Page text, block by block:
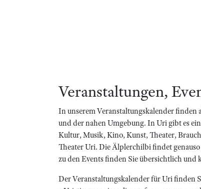
Veranstaltungen,
In unserem Veranstaltungskalender
und der nahen Umgebung. In Uri gibt es
Kultur, Musik, Kino, Kunst, Theater,
Theater Uri. Die Älplerchilbi findet
zu den Events finden Sie übersichtlich und
Der Veranstaltungskalender für Uri finden